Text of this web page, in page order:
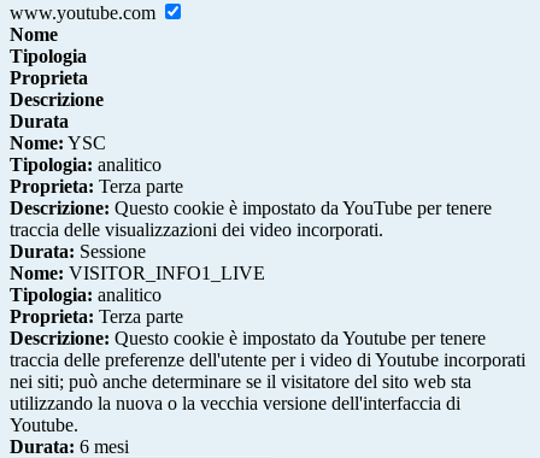
www.youtube.com
Nome
Tipologia
Proprieta
Descrizione
Durata
Nome: YSC
Tipologia: analitico
Proprieta: Terza parte
Descrizione: Questo cookie è impostato da YouTube per tenere
traccia delle visualizzazioni dei video incorporati.
Durata: Sessione
Nome: VISITOR_INFO1_LIVE
Tipologia: analitico
Proprieta: Terza parte
Descrizione: Questo cookie è impostato da Youtube per tenere
traccia delle preferenze dell'utente per i video di Youtube incorporati
nei siti; può anche determinare se il visitatore del sito web sta
utilizzando la nuova o la vecchia versione dell'interfaccia di
Youtube.
Durata: 6 mesi